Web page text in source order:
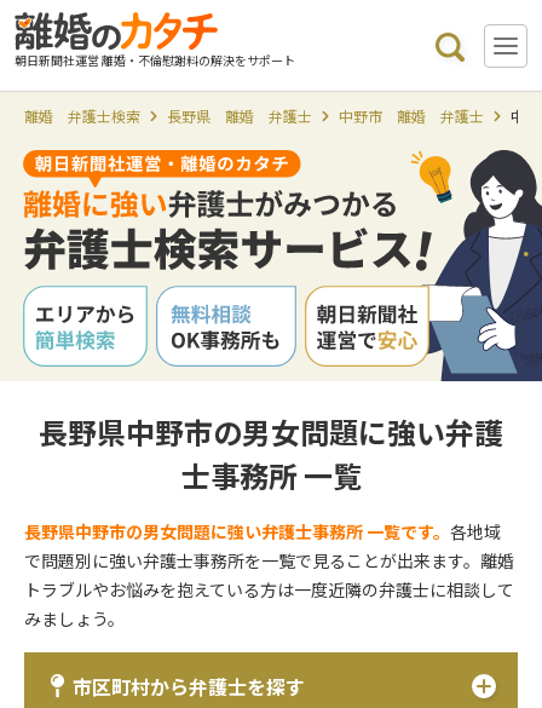
朝日新聞社運営 離婚・不倫慰謝料の解決をサポート
離婚 弁護士検索 長野県 離婚 弁護士 中野市 離婚 弁護士 中
長野県中野市の男女問題に強い弁護
士事務所 一覧
長野県中野市の男女問題に強い弁護士事務所 一覧です。各地域
で問題別に強い弁護士事務所を一覧で見ることが出来ます。離婚
トラブルやお悩みを抱えている方は一度近隣の弁護士に相談して
みましょう。
市区町村から弁護士を探す